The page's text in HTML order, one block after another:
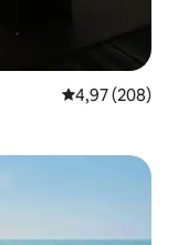
Priemerné
4,97 (208)